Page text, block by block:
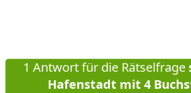
1 Antwort für die Rätselfrage
Hafenstadt mit 4